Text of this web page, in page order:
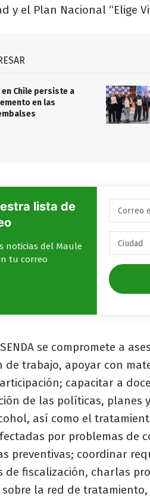
y el Plan Nacional “Elige
Chile persiste a
en las
lista de
noticias del Maule
tu correo
se compromete a
de trabajo, apoyar con
capacitar a
de las políticas, planes
así como el
por problemas de
preventivas; coordinar
fiscalización, charlas
la red de